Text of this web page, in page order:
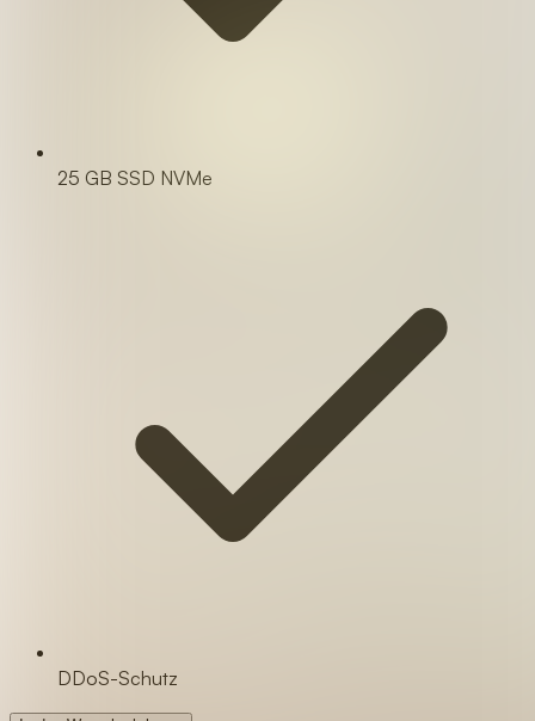
25 GB SSD NVMe
DDoS-Schutz